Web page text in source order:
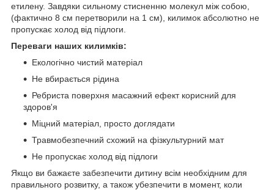
етилену. Завдяки сильному стисненню молекул між собою,
(фактично 8 см перетворили на 1 см), килимок абсолютно не
пропускає холод від підлоги.
Переваги наших килимків:
Екологічно чистий матеріал
Не вбирається рідина
Ребриста поверхня масажний ефект корисний для
здоров'я
Міцний матеріал, просто доглядати
Травмобезпечний схожий на фізкультурний мат
Не пропускає холод від підлоги
Якщо ви бажаєте забезпечити дитину всім необхідним для
правильного розвитку, а також убезпечити в момент, коли